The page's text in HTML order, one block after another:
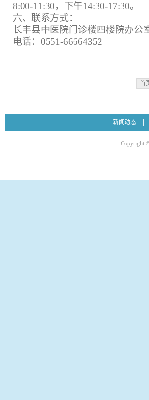
8:00-11:30，下午14:30-17:30。
六、联系方式：
长丰县中医院门诊楼四楼院办公
电话：0551-66664352
首
新闻动态
Copyright